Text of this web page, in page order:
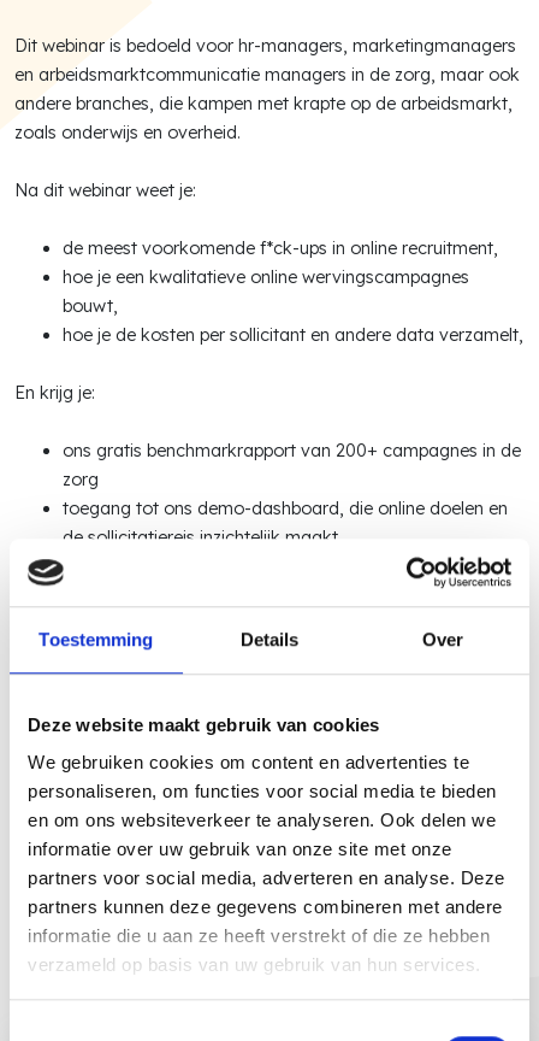
Toestemming Details Over
Deze website maakt gebruik van cookies
We gebruiken cookies om content en advertenties te
personaliseren, om functies voor social media te bieden
en om ons websiteverkeer te analyseren. Ook delen we
informatie over uw gebruik van onze site met onze
partners voor social media, adverteren en analyse. Deze
partners kunnen deze gegevens combineren met andere
informatie die u aan ze heeft verstrekt of die ze hebben
verzameld op basis van uw gebruik van hun services.
Dit webinar is bedoeld voor hr-managers, marketingmanagers
en arbeidsmarktcommunicatie managers in de zorg, maar ook
andere branches, die kampen met krapte op de arbeidsmarkt,
zoals onderwijs en overheid.
Na dit webinar weet je:
de meest voorkomende f*ck-ups in online recruitment,
hoe je een kwalitatieve online wervingscampagnes
bouwt,
hoe je de kosten per sollicitant en andere data verzamelt,
En krijg je:
ons gratis benchmarkrapport van 200+ campagnes in de
zorg
toegang tot ons demo-dashboard, die online doelen en
de sollicitatiereis inzichtelijk maakt.
Bekijk ook